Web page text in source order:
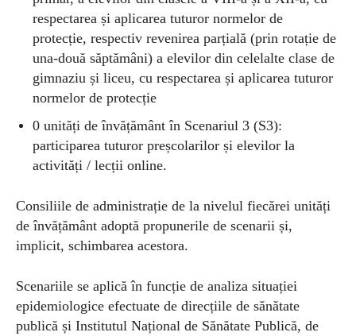
respectarea și aplicarea tuturor normelor de
protecție, respectiv revenirea parțială (prin rotație de
una-două săptămâni) a elevilor din celelalte clase de
gimnaziu și liceu, cu respectarea și aplicarea tuturor
normelor de protecție
0 unități de învățământ în Scenariul 3 (S3):
participarea tuturor preșcolarilor și elevilor la
activități / lecții online.
Consiliile de administrație de la nivelul fiecărei unități
de învățământ adoptă propunerile de scenarii și,
implicit, schimbarea acestora.
Scenariile se aplică în funcție de analiza situației
epidemiologice efectuate de direcțiile de sănătate
publică și Institutul Național de Sănătate Publică, de